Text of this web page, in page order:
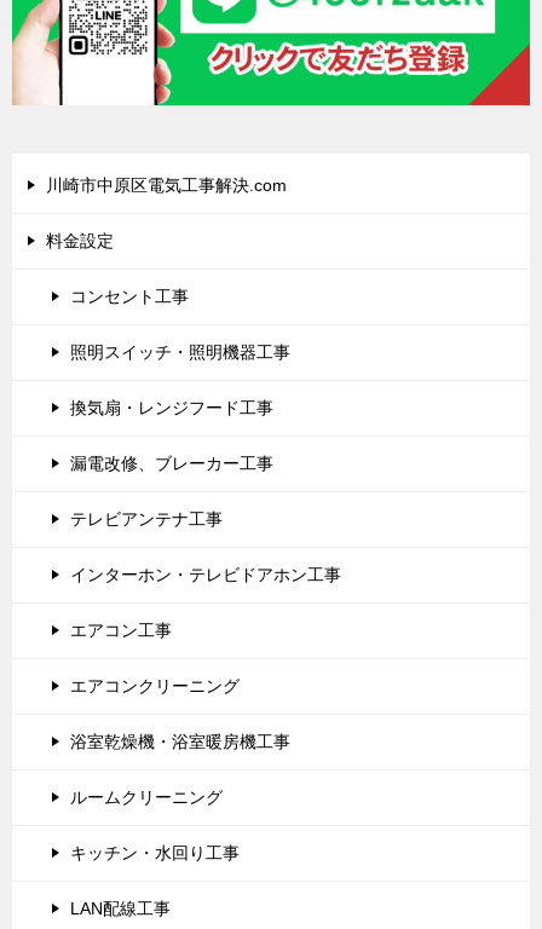
川崎市中原区電気工事解決.com
料金設定
コンセント工事
照明スイッチ・照明機器工事
換気扇・レンジフード工事
漏電改修、ブレーカー工事
テレビアンテナ工事
インターホン・テレビドアホン工事
エアコン工事
エアコンクリーニング
浴室乾燥機・浴室暖房機工事
ルームクリーニング
キッチン・水回り工事
LAN配線工事